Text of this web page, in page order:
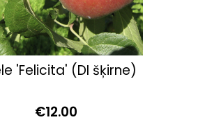
'Felicita' (DI šķirne)
€12.00